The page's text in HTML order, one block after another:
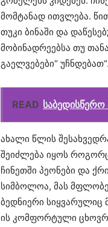
მომტანად ითვლება.
თუკი ბინაში და
მობინადრეებსა თუ
გაელვებები“ უჩნდებათ“.
READ
ახალი წლის
შეიძლება იყოს
ჩინეთში პეონები და
სიმბოლოა, მას
ბედნიერი სიყვარულიც
ის კომფორტული